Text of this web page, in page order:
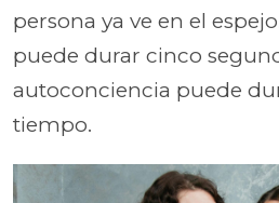
persona ya ve en el
puede durar cinco
autoconciencia puede
tiempo.